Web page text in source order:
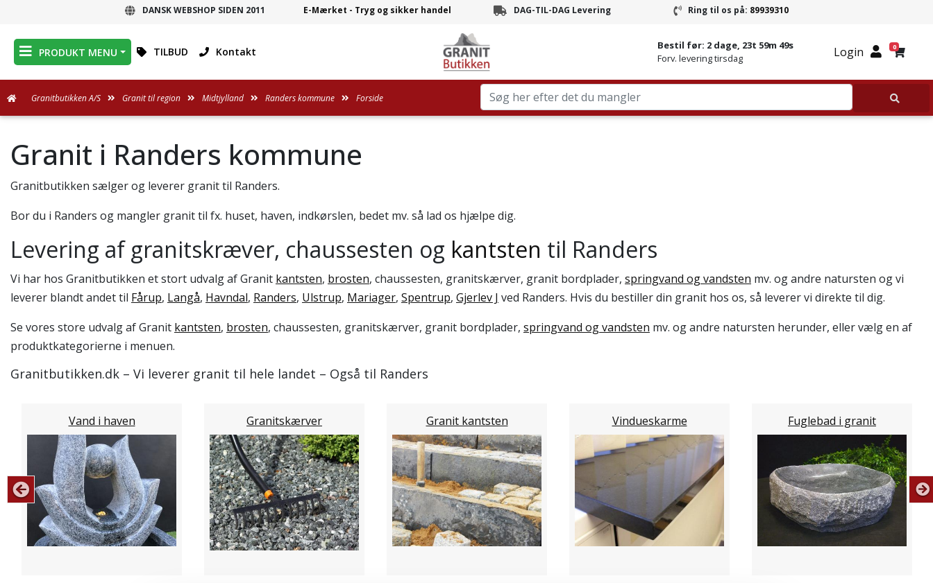
Granit i Randers kommune
Granitbutikken sælger og leverer granit til Randers.
Bor du i Randers og mangler granit til fx. huset, haven, indkørslen, bedet mv. så lad os hjælpe dig.
Levering af granitskræver, chaussesten og kantsten til Randers
Vi har hos Granitbutikken et stort udvalg af Granit kantsten, brosten, chaussesten, granitskærver, granit bordplader, springvand og vandsten mv. og andre natursten og vi
leverer blandt andet til Fårup, Langå, Havndal, Randers, Ulstrup, Mariager, Spentrup, Gjerlev J ved Randers. Hvis du bestiller din granit hos os, så leverer vi direkte til dig.
Se vores store udvalg af Granit kantsten, brosten, chaussesten, granitskærver, granit bordplader, springvand og vandsten mv. og andre natursten herunder, eller vælg en af
produktkategorierne i menuen.
Granitbutikken.dk – Vi leverer granit til hele landet – Også til Randers
Vand i haven Granitskærver Granit kantsten Vindueskarme Fuglebad i granit
DANSK WEBSHOP
DANSK WEBSHOP SIDEN 2011 E-Mærket - Tryg og sikker handel Branchens hurtigste levering
DAG-TIL-DAG Levering Ring til Granitbutikken 89939310
Ring til os på: 89939310
Bestil før: 2 dage, 23t 59m 48s
Forv. levering tirsdag
Login 0
PRODUKT MENU TILBUD Kontakt
Granitbutikken A/S Granit til region Midtjylland Randers kommune Forside